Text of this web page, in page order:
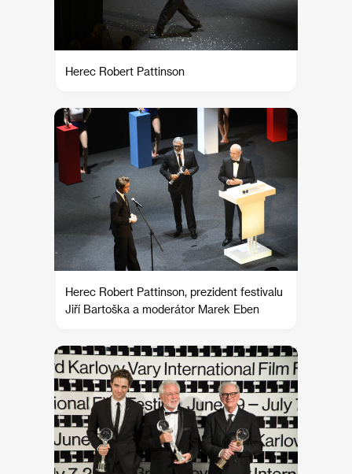
Herec Robert Pattinson
Herec Robert Pattinson, prezident festivalu
Jiří Bartoška a moderátor Marek Eben